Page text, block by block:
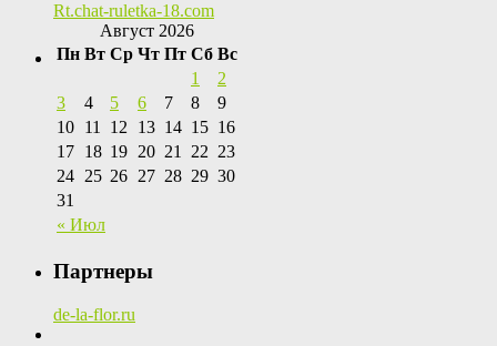
Rt.chat-ruletka-18.com
Август 2026
Пн Вт Ср Чт Пт Сб Вс
« Июл
1
2
3
4 5 6 7 8
9
10 11 12 13 14 15 16
17 18 19 20 21 22 23
24 25 26 27 28 29 30
31
Партнеры
de-la-flor.ru